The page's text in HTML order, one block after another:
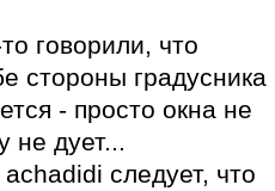
говорили, что
стороны градусника
- просто окна не
не дует...
следует, что